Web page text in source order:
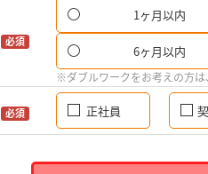
必須
1ヶ月以内
6ヶ月以内
※ダブルワークをお考えの方は
必須 正社員